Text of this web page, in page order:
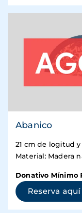
Abanico
21 cm de logitud
Material: Madera
Donativo Mínimo
Reserva aquí